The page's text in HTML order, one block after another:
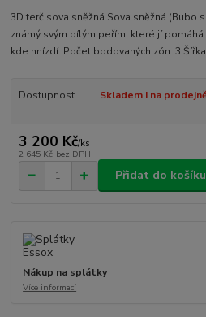
3D terč sova sněžná Sova sněžná (Bubo
známý svým bílým peřím, které jí
kde hnízdí. Počet bodovaných zón: 3
Dostupnost Skladem i na
3 200 Kč/ks
2 645 Kč bez DPH
Přidat do košíku
Nákup na splátky
Více informací